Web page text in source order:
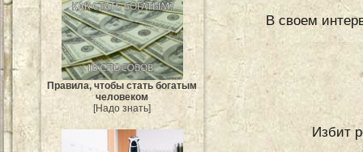
Правила, чтобы стать богатым
человеком
[Надо знать]
В своем
Избит